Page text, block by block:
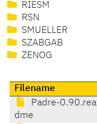
RIESM
RSN
SMUELLER
SZABGAB
ZENOG
Filename
Padre-0.90.rea
dme